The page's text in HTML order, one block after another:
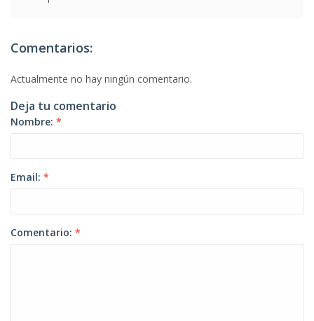
Comentarios:
Actualmente no hay ningún comentario.
Deja tu comentario
Nombre: *
Email: *
Comentario: *